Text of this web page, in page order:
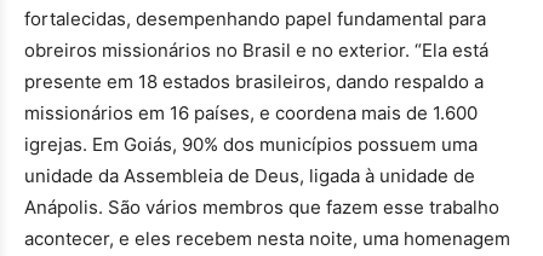
fortalecidas, desempenhando papel fundamental para
obreiros missionários no Brasil e no exterior. “Ela está
presente em 18 estados brasileiros, dando respaldo a
missionários em 16 países, e coordena mais de 1.600
igrejas. Em Goiás, 90% dos municípios possuem uma
unidade da Assembleia de Deus, ligada à unidade de
Anápolis. São vários membros que fazem esse trabalho
acontecer, e eles recebem nesta noite, uma homenagem